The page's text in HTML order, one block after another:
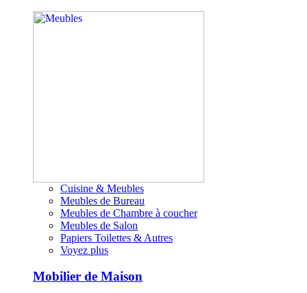
Cuisine & Meubles
Meubles de Bureau
Meubles de Chambre à coucher
Meubles de Salon
Papiers Toilettes & Autres
Voyez plus
Mobilier de Maison